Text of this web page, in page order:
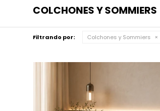
COLCHONES Y SOMMIERS
Filtrando por: Colchones y Sommiers